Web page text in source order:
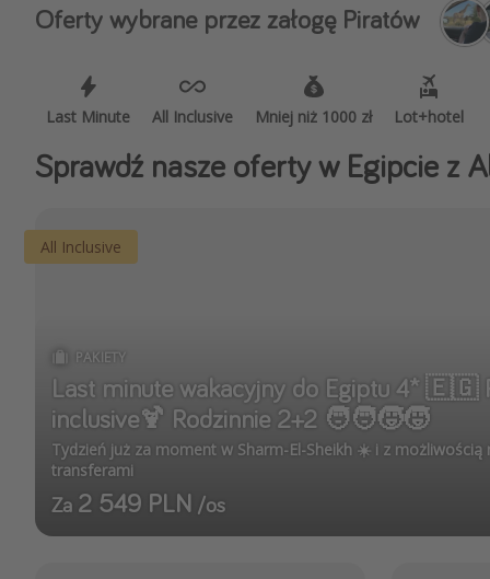
Oferty wybrane przez załogę Piratów
Last Minute All Inclusive Mniej niż 1000 zł Lot+hotel
Sprawdź nasze oferty w Egipcie z
All Inclusive
PAKIETY
Last minute wakacyjny do Egiptu 4* 🇪🇬
inclusive🍹 Rodzinnie 2+2 🧑‍🧑‍🧒‍🧒
Tydzień już za moment w Sharm-El-Sheikh ☀️ i z możliwością
transferami
Za 2 549 PLN /os